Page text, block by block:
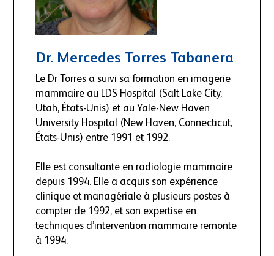
Dr. Mercedes Torres Tabanera
Le Dr Torres a suivi sa formation en imagerie
mammaire au LDS Hospital (Salt Lake City,
Utah, États-Unis) et au Yale-New Haven
University Hospital (New Haven, Connecticut,
États-Unis) entre 1991 et 1992.
Elle est consultante en radiologie mammaire
depuis 1994. Elle a acquis son expérience
clinique et managériale à plusieurs postes à
compter de 1992, et son expertise en
techniques d’intervention mammaire remonte
à 1994.